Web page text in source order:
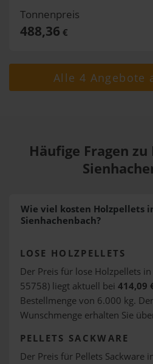
Tonnenpreis
488,36 €
Alle 4 Angebote
Häufige Fragen
Wie viel kosten Holzpellets
Sienhachenbach?
LOSE HOLZPELLETS
Der Preis für lose Holzpellets in
55758) liegt aktuell bei 414,09
Bestellmenge von 6.000 kg.
Wunschmenge erhalten Sie
PELLETS SACKWARE
Der Preis für Pellets Sackware